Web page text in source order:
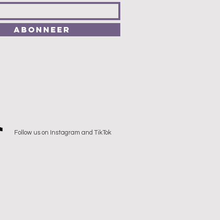
Abonneer
Follow us on Instagram and TikTok